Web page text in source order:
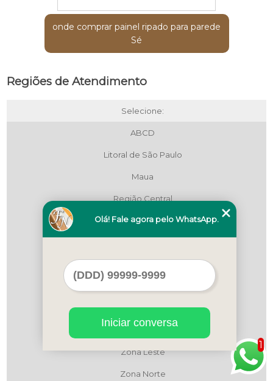
onde comprar painel ripado para parede
Sé
Regiões de Atendimento
Selecione:
ABCD
Litoral de São Paulo
Maua
Região Central
Região Central
Zona Leste
Zona Leste
Zona Leste
Zona Norte
1
Olá! Fale agora pelo WhatsApp.
Iniciar conversa